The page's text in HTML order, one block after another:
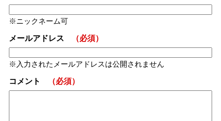
ニックネーム可
メールアドレス （必須）
入力されたメールアドレスは公開されません
コメント （必須）